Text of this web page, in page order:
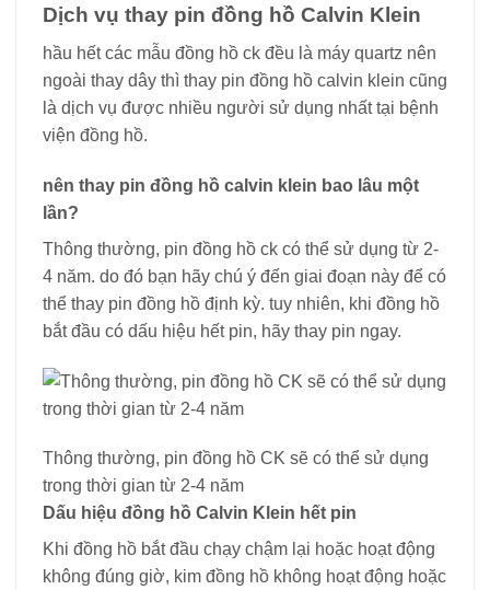
Dịch vụ thay pin đồng hồ Calvin Klein
hầu hết các mẫu đồng hồ ck đều là máy quartz nên
ngoài thay dây thì thay pin đồng hồ calvin klein cũng
là dịch vụ được nhiều người sử dụng nhất tại bệnh
viện đồng hồ.
nên thay pin đồng hồ calvin klein bao lâu một
lần?
Thông thường, pin đồng hồ ck có thể sử dụng từ 2-
4 năm. do đó bạn hãy chú ý đến giai đoạn này để có
thể thay pin đồng hồ định kỳ. tuy nhiên, khi đồng hồ
bắt đầu có dấu hiệu hết pin, hãy thay pin ngay.
Thông thường, pin đồng hồ CK sẽ có thể sử dụng
trong thời gian từ 2-4 năm
Dấu hiệu đồng hồ Calvin Klein hết pin
Khi đồng hồ bắt đầu chạy chậm lại hoặc hoạt động
không đúng giờ, kim đồng hồ không hoạt động hoặc